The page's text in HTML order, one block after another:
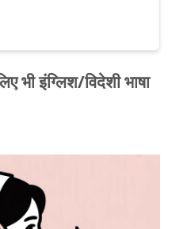
भी इंग्लिश/विदेशी भाषा